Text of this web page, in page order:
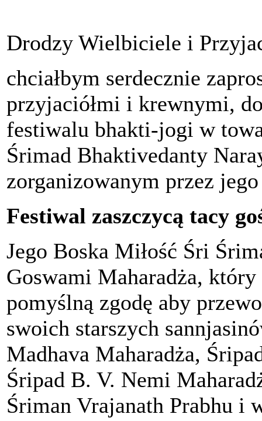
Drodzy Wielbiciele i
chciałbym serdecznie
przyjaciółmi i krewnymi,
festiwalu bhakti-jogi w
Śrimad Bhaktivedanty
zorganizowanym przez
Festiwal zaszczycą tacy
Jego Boska Miłość Śri
Goswami Maharadża,
pomyślną zgodę aby
swoich starszych
Madhava Maharadża,
Śripad B. V. Nemi
Śriman Vrajanath Prabhu i